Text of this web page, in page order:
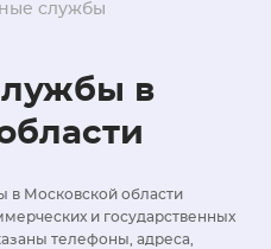
службы
в
в Московской области
и государственных
телефоны, адреса,